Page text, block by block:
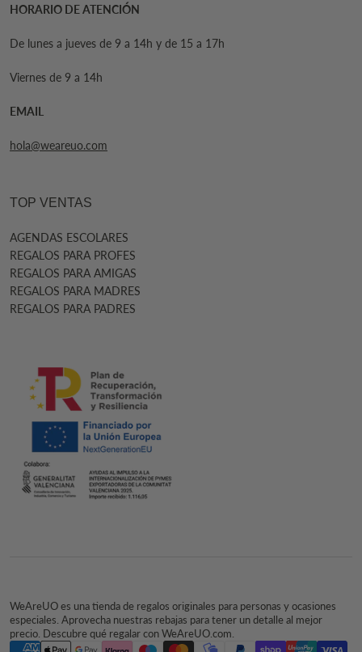
HORARIO DE ATENCIÓN
De lunes a jueves de 9 a 14h y de 15 a 17h
Viernes de 9 a 14h
EMAIL
hola@weareuo.com
TOP VENTAS
AGENDAS ESCOLARES
REGALOS PARA PROFES
REGALOS PARA AMIGAS
REGALOS PARA MADRES
REGALOS PARA PADRES
WeAreUO es una tienda de regalos originales para personas y ocasiones
especiales. Aprovecha nuestras rebajas para tener un detalle al mejor
precio. Descubre qué regalar con WeAreUO.com.